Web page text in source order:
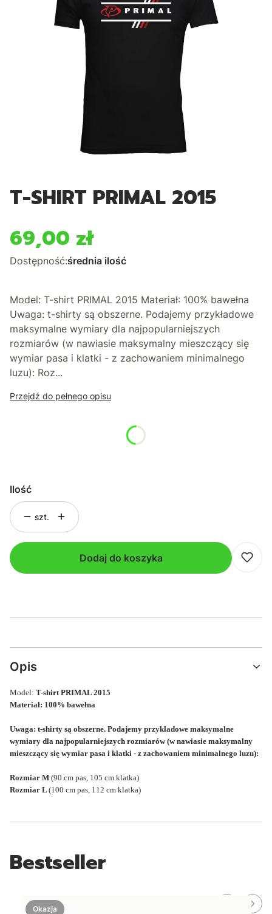
T-SHIRT PRIMAL 2015
Cena
69,00 zł
Dostępność:średnia ilość
Model: T-shirt PRIMAL 2015 Materiał: 100% bawełna
Uwaga: t-shirty są obszerne. Podajemy przykładowe
maksymalne wymiary dla najpopularniejszych
rozmiarów (w nawiasie maksymalny mieszczący się
wymiar pasa i klatki - z zachowaniem minimalnego
luzu): Roz...
Przejdź do pełnego opisu
Ilość
szt.
Dodaj do koszyka
Opis
Model: T-shirt PRIMAL 2015
Materiał: 100% bawełna
Uwaga: t-shirty są obszerne. Podajemy przykładowe maksymalne
wymiary dla najpopularniejszych rozmiarów (w nawiasie maksymalny
mieszczący się wymiar pasa i klatki - z zachowaniem minimalnego luzu):
Rozmiar M (90 cm pas, 105 cm klatka)
Rozmiar L (100 cm pas, 112 cm klatka)
Bestseller
Okazja